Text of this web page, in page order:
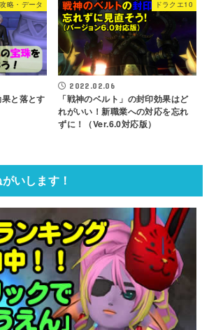
攻略・データ
と落とす
ドラクエ10
2022.02.06
「戦神のベルト」の封印効果はど
れがいい！新職業への対応を忘れ
ずに！（Ver.6.0対応版）
いします！